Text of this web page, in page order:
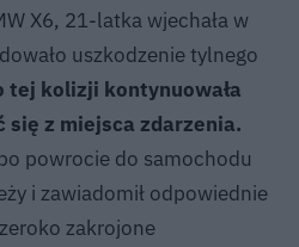
X6, 21-latka wjechała w
uszkodzenie tylnego
tej kolizji kontynuowała
się z miejsca zdarzenia.
powrocie do samochodu
i zawiadomił odpowiednie
zakrojone